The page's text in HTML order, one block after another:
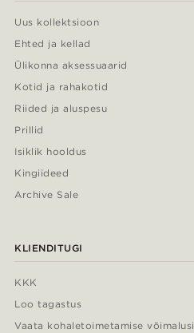
Uus kollektsioon
Ehted ja kellad
Ülikonna aksessuaarid
Kotid ja rahakotid
Riided ja aluspesu
Prillid
Isiklik hooldus
Kingiideed
Archive Sale
KLIENDITUGI
KKK
Loo tagastus
Vaata kohaletoimetamise võimalusi